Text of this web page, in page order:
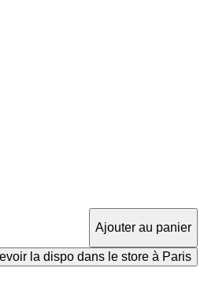
Ajouter au panier
voir la dispo dans le store à Paris